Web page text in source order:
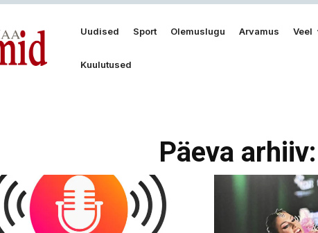
Uudised Sport Olemuslugu Arvamus Veel
Kuulutused
Päeva